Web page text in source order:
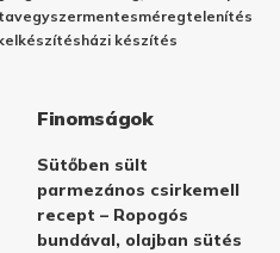
vegyszermentesméregtelenítés
elkészítésházi készítés
Finomságok
Sütőben sült
parmezános csirkemell
recept – Ropogós
bundával, olajban sütés